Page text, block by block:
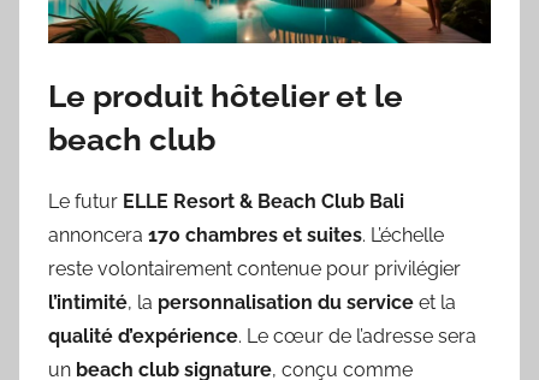
Le produit hôtelier et le
beach club
Le futur ELLE Resort & Beach Club Bali
annoncera 170 chambres et suites. L’échelle
reste volontairement contenue pour privilégier
l’intimité, la personnalisation du service et la
qualité d’expérience. Le cœur de l’adresse sera
un beach club signature, conçu comme